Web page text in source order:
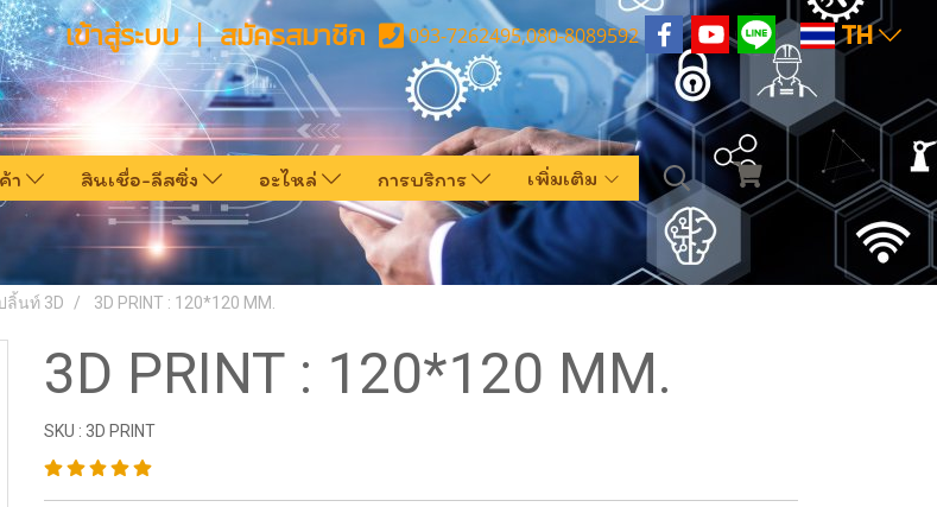
เข้าสู่ระบบ สมัครสมาชิก 093-7262495,080-8089592 TH
า สินเชื่อ-ลีสซิ่ง อะไหล่ การบริการ เพิ่มเติม
ลิ้นท์ 3D 3D PRINT : 120*120 MM.
3D PRINT : 120*120 MM.
SKU : 3D PRINT